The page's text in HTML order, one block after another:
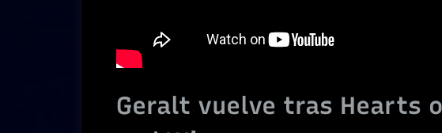
Geralt vuelve tras Hearts